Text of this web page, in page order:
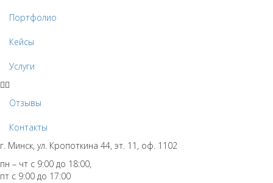
Портфолио
Кейсы
Услуги
Отзывы
Контакты
г. Минск, ул. Кропоткина 44, эт. 11, оф. 1102
пн – чт с 9:00 до 18:00,
пт с 9:00 до 17:00